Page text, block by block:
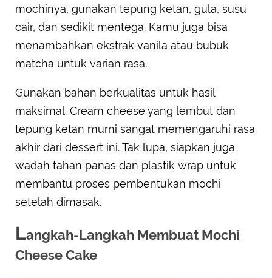
mochinya, gunakan tepung ketan, gula, susu
cair, dan sedikit mentega. Kamu juga bisa
menambahkan ekstrak vanila atau bubuk
matcha untuk varian rasa.
Gunakan bahan berkualitas untuk hasil
maksimal. Cream cheese yang lembut dan
tepung ketan murni sangat memengaruhi rasa
akhir dari dessert ini. Tak lupa, siapkan juga
wadah tahan panas dan plastik wrap untuk
membantu proses pembentukan mochi
setelah dimasak.
Langkah-Langkah Membuat Mochi
Cheese Cake